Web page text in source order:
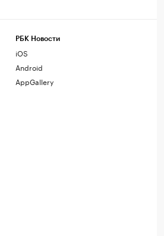
РБК Новости
iOS
Android
AppGallery